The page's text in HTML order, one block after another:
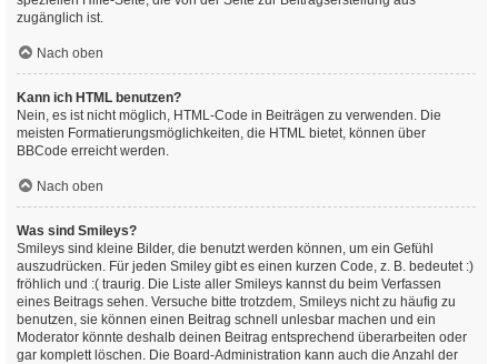
zugänglich ist.
Nach oben
Kann ich HTML benutzen?
Nein, es ist nicht möglich, HTML-Code in Beiträgen zu verwenden. Die
meisten Formatierungsmöglichkeiten, die HTML bietet, können über
BBCode erreicht werden.
Nach oben
Was sind Smileys?
Smileys sind kleine Bilder, die benutzt werden können, um ein Gefühl
auszudrücken. Für jeden Smiley gibt es einen kurzen Code, z. B. bedeutet :)
fröhlich und :( traurig. Die Liste aller Smileys kannst du beim Verfassen
eines Beitrags sehen. Versuche bitte trotzdem, Smileys nicht zu häufig zu
benutzen, sie können einen Beitrag schnell unlesbar machen und ein
Moderator könnte deshalb deinen Beitrag entsprechend überarbeiten oder
gar komplett löschen. Die Board-Administration kann auch die Anzahl der